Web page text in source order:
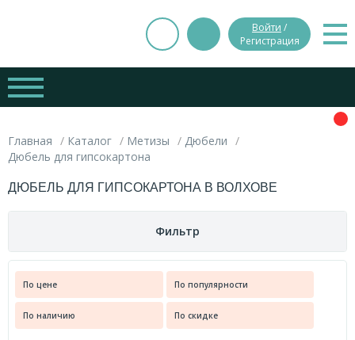
Войти /
Регистрация
Главная Каталог Метизы
Дюбели
Дюбель для гипсокартона
ДЮБЕЛЬ ДЛЯ ГИПСОКАРТОНА В ВОЛХОВЕ
Фильтр
Нечего фильтровать
МЕТИЗЫ
Анкеры
По цене По популярности
По наличию По скидке